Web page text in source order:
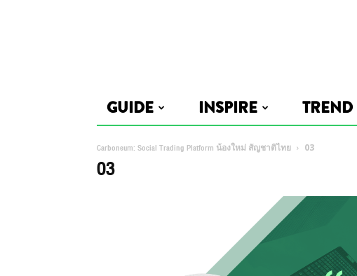
GUIDE INSPIRE TREND
Carboneum: Social Trading Platform น้องใหม่ สัญชาติไทย 03
03